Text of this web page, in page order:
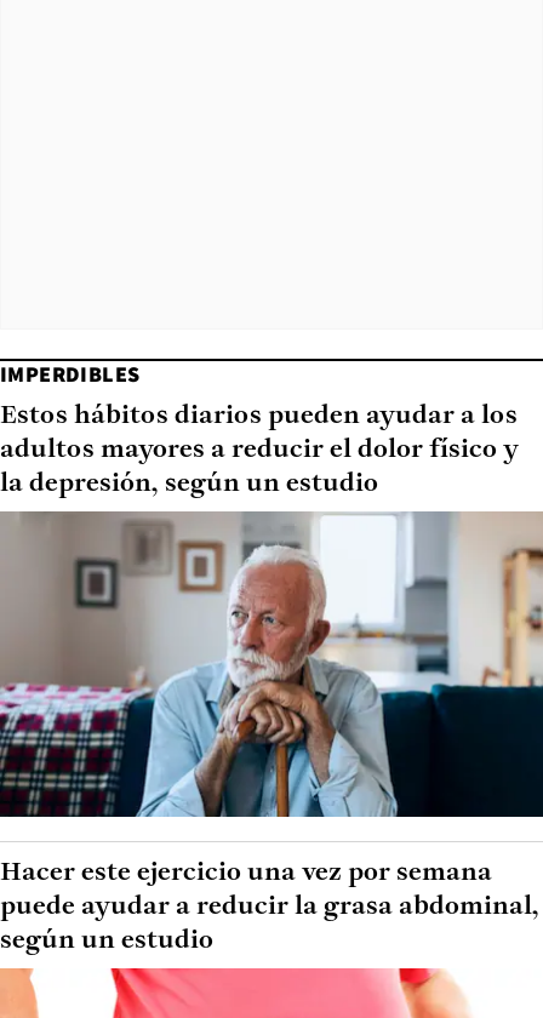
IMPERDIBLES
Estos hábitos diarios pueden ayudar a los
adultos mayores a reducir el dolor físico y
la depresión, según un estudio
Hacer este ejercicio una vez por semana
puede ayudar a reducir la grasa abdominal,
según un estudio